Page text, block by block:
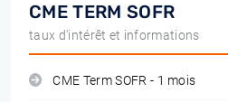
CME TERM SOFR
taux d'intérêt et informations
CME Term SOFR - 1 mois